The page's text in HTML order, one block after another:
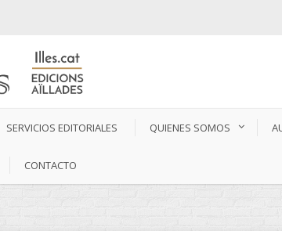
SERVICIOS EDITORIALES QUIENES SOMOS
CONTACTO